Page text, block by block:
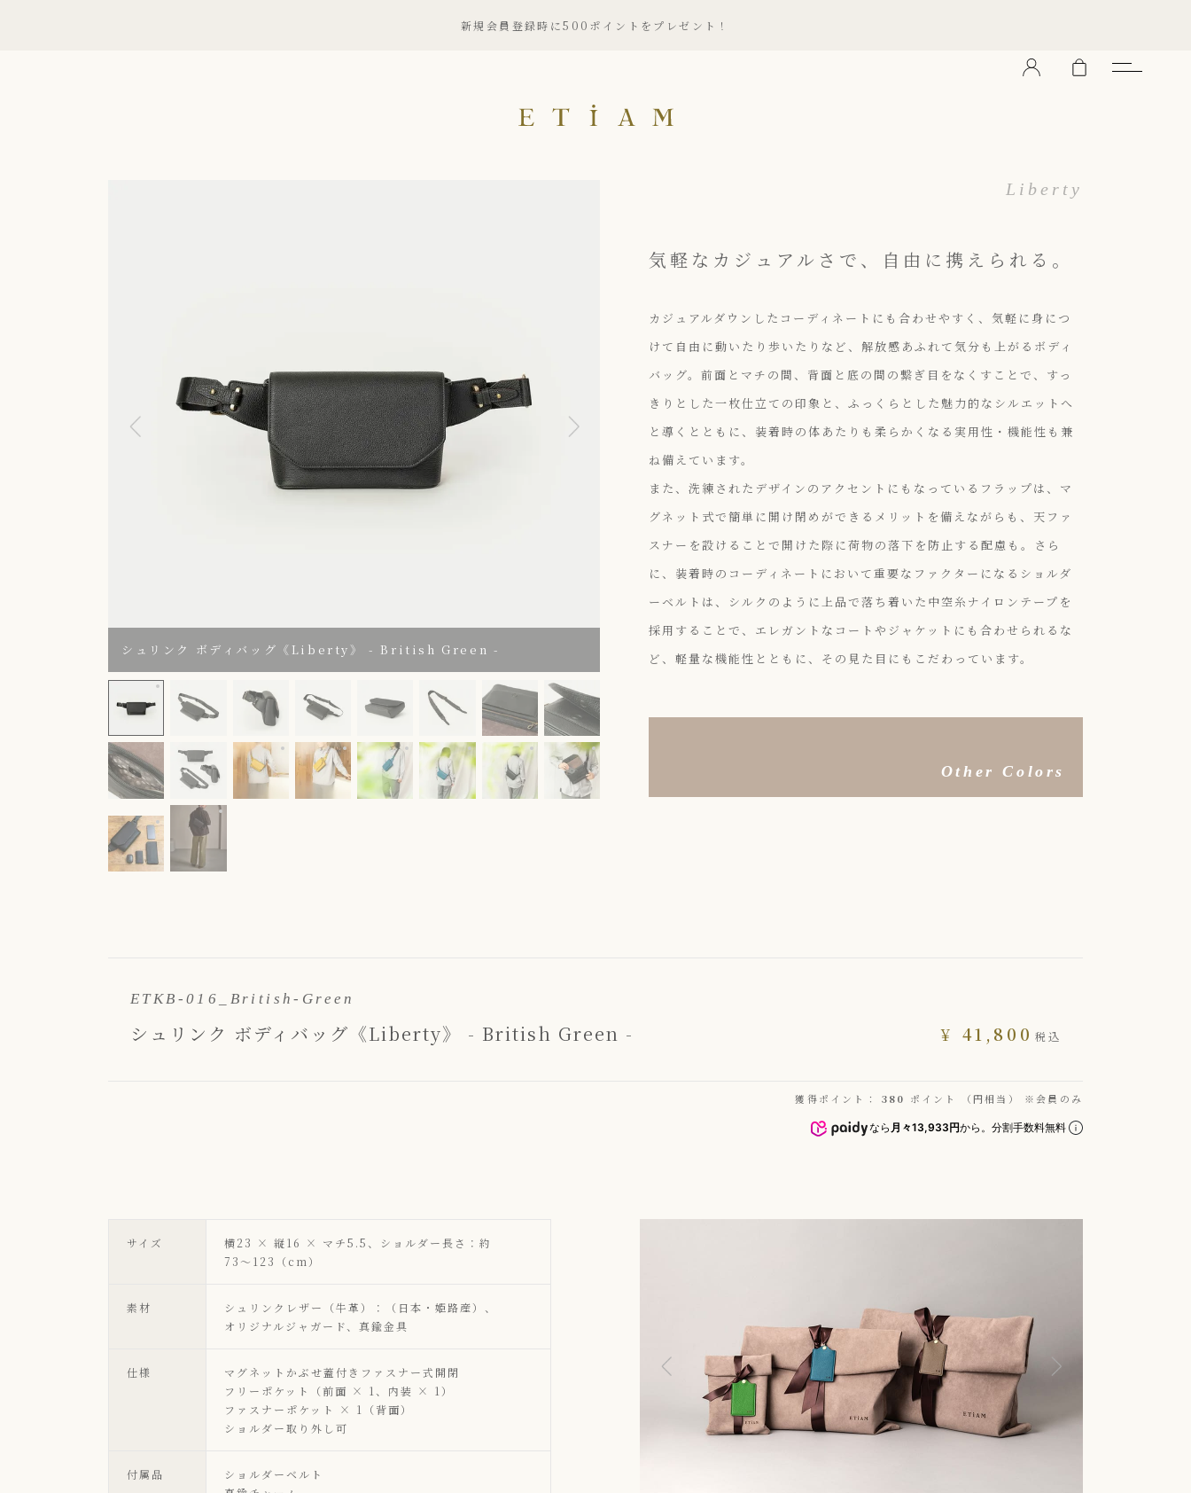
新規会員登録時に500ポイントをプレゼント！
シュリンク ボディバッグ《Liberty》 - British Green -
シュリンク ボディバッグ《Liberty》 - British Green -
Color：MustardColor：MustardColor：Turquoise Blue
Color：Turquoise Blue
Color：BlackColor：Black
収納量の参考イメージとなります。 ※Color：Black
Liberty
気軽なカジュアルさで、自由に携えられる。
カジュアルダウンしたコーディネートにも合わせやすく、気軽に身につ
けて自由に動いたり歩いたりなど、解放感あふれて気分も上がるボディ
バッグ。前面とマチの間、背面と底の間の繋ぎ目をなくすことで、すっ
きりとした一枚仕立ての印象と、ふっくらとした魅力的なシルエットへ
と導くとともに、装着時の体あたりも柔らかくなる実用性・機能性も兼
ね備えています。
また、洗練されたデザインのアクセントにもなっているフラップは、マ
グネット式で簡単に開け閉めができるメリットを備えながらも、天ファ
スナーを設けることで開けた際に荷物の落下を防止する配慮も。さら
に、装着時のコーディネートにおいて重要なファクターになるショルダ
ーベルトは、シルクのように上品で落ち着いた中空糸ナイロンテープを
採用することで、エレガントなコートやジャケットにも合わせられるな
ど、軽量な機能性とともに、その見た目にもこだわっています。
Other Colors
ETKB-016_British-Green
シュリンク ボディバッグ《Liberty》 - British Green - ¥ 41,800 税込
獲得ポイント： 380 ポイント （円相当） ※会員のみ
なら 月々13,933円から。分割手数料無料
サイズ
横23 × 縦16 × マチ5.5、ショルダー長さ：約
73～123（cm）
素材
シュリンクレザー（牛革）：（日本・姫路産）、
オリジナルジャガード、真鍮金具
仕様
マグネットかぶせ蓋付きファスナー式開閉
フリーポケット（前面 × 1、内装 × 1）
ファスナーポケット × 1（背面）
ショルダー取り外し可
付属品
ショルダーベルト